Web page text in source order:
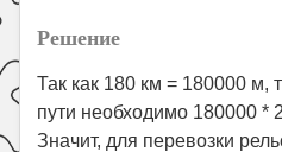
Решение
Так как 180 км = 180000 м,
пути необходимо 180000 *
Значит, для перевозки